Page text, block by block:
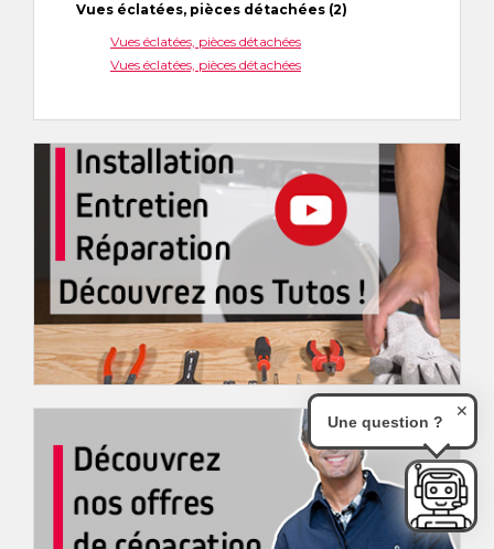
Vues éclatées, pièces détachées (2)
Vues éclatées, pièces détachées
Vues éclatées, pièces détachées
Une question ?
✕